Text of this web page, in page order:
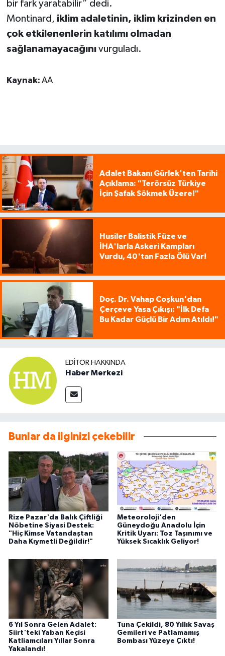
bir fark yaratabilir” dedi.
Montinard, iklim adaletinin, iklim krizinden en
çok etkilenenlerin katılımı olmadan
sağlanamayacağınıvurguladı.
Kaynak: AA
Adalet Bakanı Gürlek'ten Tarihi
Açıklama: "Terörsüz Türkiye
İçin Şafak Sökmek Üzere!"
Husiler Balistik Füze ve
İHA'larla Askeri Kampları
Vurdu, 40'tan Fazla Ölü Var!
Doç. Dr. Vahap Coşkun'dan
Çerçeve Yasa Çıkışı: "İlk Defa
Bu Kadar Güçlü Bir Adım Atıldı!"
EDITÖR HAKKINDA
Haber Merkezi
Bunlar da ilginizi çekebilir
Rize Pazar'da Balık Çiftliği
Nöbetine Siyasi Destek:
"Hiç Kimse Vatandaştan
Daha Kıymetli Değildir!"
Meteoroloji'den
Güneydoğu Anadolu İçin
Kritik Uyarı: Toz Taşınımı ve
Yüksek Sıcaklık Geliyor!
6 Yıl Sonra Gelen Adalet:
Siirt'teki Yaban Keçisi
Katliamcıları Yıllar Sonra
Yakalandı!
Tuna Çekildi, 80 Yıllık Savaş
Gemileri ve Patlamamış
Bombası Yüzeye Çıktı!